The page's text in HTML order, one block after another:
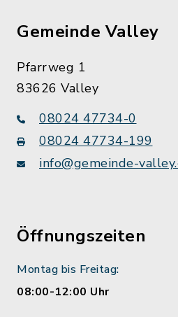
Gemeinde Valley
Pfarrweg 1
83626 Valley
08024 47734-0
08024 47734-199
info@gemeinde-
Öffnungszeiten
Montag bis Freitag:
08:00-12:00 Uhr